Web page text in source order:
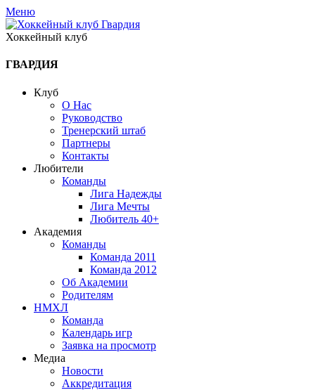
Меню
Хоккейный клуб
ГВАРДИЯ
Клуб
О Нас
Руководство
Тренерский штаб
Партнеры
Контакты
Любители
Команды
Лига Надежды
Лига Мечты
Любитель 40+
Академия
Команды
Команда 2011
Команда 2012
Об Академии
Родителям
НМХЛ
Команда
Календарь игр
Заявка на просмотр
Медиа
Новости
Аккредитация